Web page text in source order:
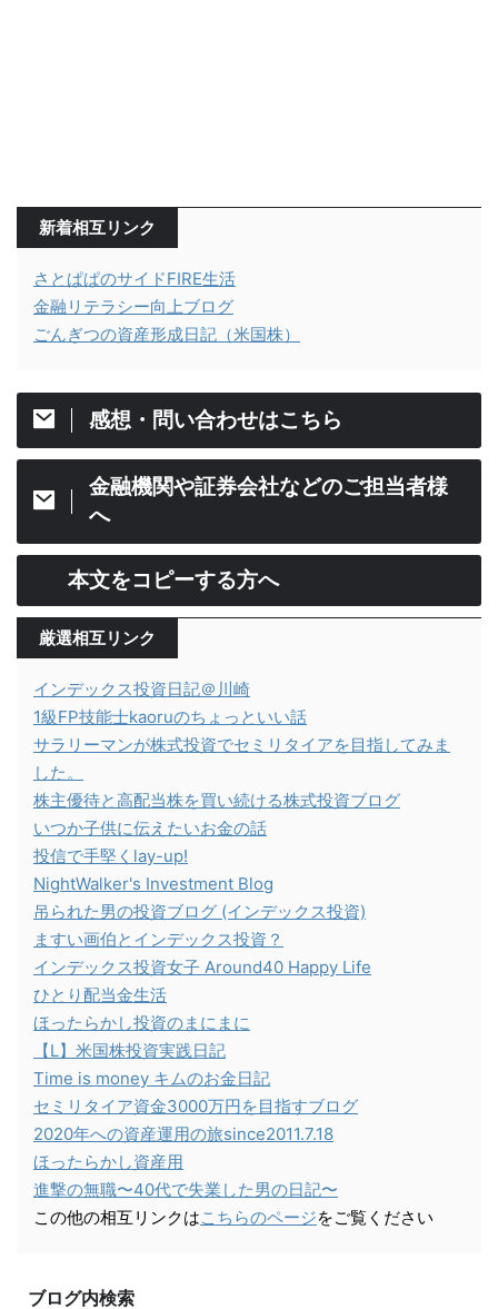
新着相互リンク
さとぱぱのサイドFIRE生活
金融リテラシー向上ブログ
ごんぎつの資産形成日記（米国株）
感想・問い合わせはこちら
金融機関や証券会社などのご担当者様
へ
本文をコピーする方へ
厳選相互リンク
インデックス投資日記＠川崎
1級FP技能士kaoruのちょっといい話
サラリーマンが株式投資でセミリタイアを目指してみま
した。
株主優待と高配当株を買い続ける株式投資ブログ
いつか子供に伝えたいお金の話
投信で手堅くlay-up!
NightWalker's Investment Blog
吊られた男の投資ブログ (インデックス投資)
ますい画伯とインデックス投資？
インデックス投資女子 Around40 Happy Life
ひとり配当金生活
ほったらかし投資のまにまに
【L】米国株投資実践日記
Time is money キムのお金日記
セミリタイア資金3000万円を目指すブログ
2020年への資産運用の旅since2011.7.18
ほったらかし資産用
進撃の無職〜40代で失業した男の日記〜
この他の相互リンクはこちらのページをご覧ください
ブログ内検索